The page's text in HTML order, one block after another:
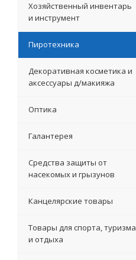
Хозяйственный инвентарь
и инструмент
Пиротехника
Декоративная косметика и
аксессуары д/макияжа
Оптика
Галантерея
Средства защиты от
насекомых и грызунов
Канцелярские товары
Товары для спорта, туризма
и отдыха